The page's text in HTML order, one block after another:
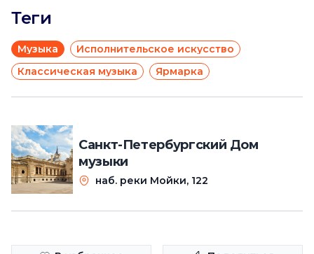
Теги
Музыка
Исполнительское искусство
Классическая музыка
Ярмарка
Санкт-Петербургский Дом
музыки
наб. реки Мойки, 122